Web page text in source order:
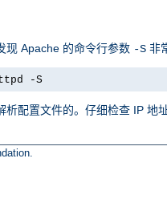
现 Apache 的命令行参数 -S 非
-S
配置文件的。仔细检查 IP 地